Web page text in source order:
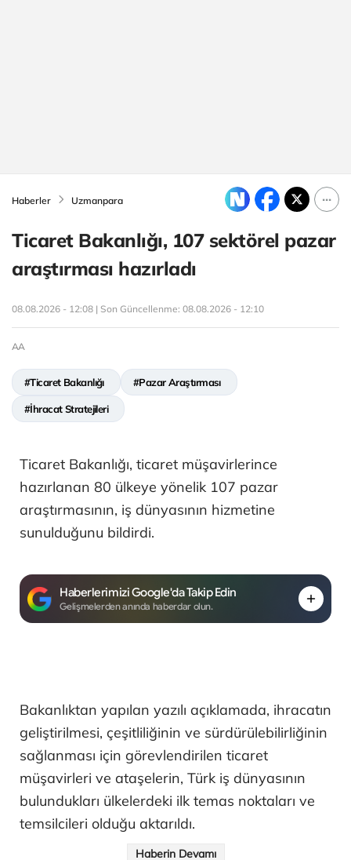
Haberler Uzmanpara
Ticaret Bakanlığı, 107 sektörel pazar
araştırması hazırladı
08.08.2026 - 12:08 | Son Güncellenme: 08.08.2026 - 12:10
AA
#Ticaret Bakanlığı #Pazar Araştırması
#İhracat Stratejileri
Ticaret Bakanlığı, ticaret müşavirlerince
hazırlanan 80 ülkeye yönelik 107 pazar
araştırmasının, iş dünyasının hizmetine
sunulduğunu bildirdi.
Haberlerimizi Google'da Takip Edin
Gelişmelerden anında haberdar olun.
Bakanlıktan yapılan yazılı açıklamada, ihracatın
geliştirilmesi, çeşitliliğinin ve sürdürülebilirliğinin
sağlanması için görevlendirilen ticaret
müşavirleri ve ataşelerin, Türk iş dünyasının
bulundukları ülkelerdeki ilk temas noktaları ve
temsilcileri olduğu aktarıldı.
Haberin Devamı